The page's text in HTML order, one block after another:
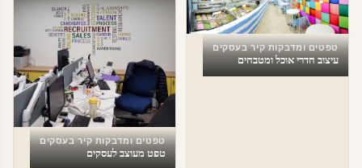
טפטים ומדבקות קיר בעסקים
עיצוב חדרי אוכל ומטבחים
טפטים ומדבקות קיר בעסקים
טפט מעוצב לעסקים